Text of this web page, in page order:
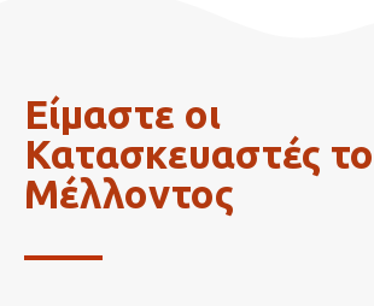
Είμαστε οι
Κατασκευαστές
Μέλλοντος